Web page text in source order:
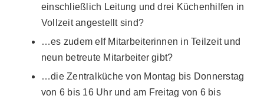
einschließlich Leitung und drei Küchenhilfen in
Vollzeit angestellt sind?
…es zudem elf Mitarbeiterinnen in Teilzeit und
neun betreute Mitarbeiter gibt?
…die Zentralküche von Montag bis Donnerstag
von 6 bis 16 Uhr und am Freitag von 6 bis